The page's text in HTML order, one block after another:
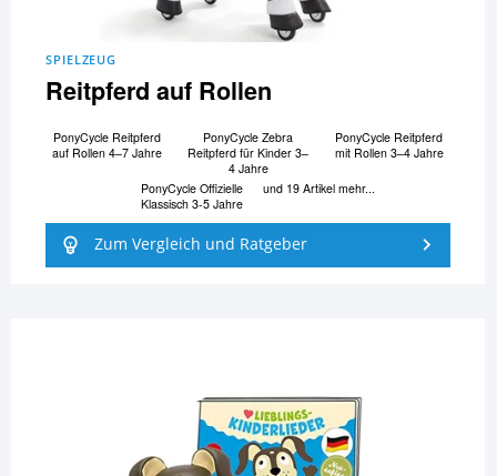
SPIELZEUG
Reitpferd auf Rollen
PonyCycle Reitpferd
auf Rollen 4–7 Jahre
PonyCycle Zebra
Reitpferd für Kinder 3–
4 Jahre
PonyCycle Reitpferd
mit Rollen 3–4 Jahre
PonyCycle Offizielle
Klassisch 3-5 Jahre
und 19 Artikel mehr...
Zum Vergleich und Ratgeber